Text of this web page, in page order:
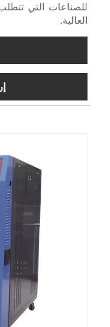
للصناعات التي
العالية.